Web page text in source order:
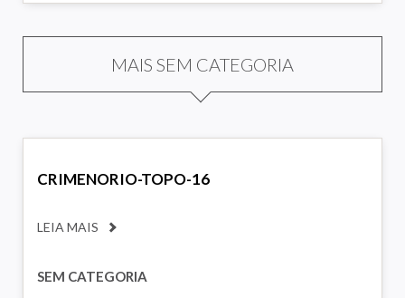
MAIS SEM CATEGORIA
CRIMENORIO-TOPO-16
LEIA MAIS
SEM CATEGORIA